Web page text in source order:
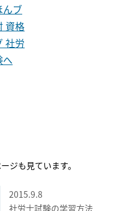
ジも見ています。
2015.9.8
社労士試験の学習方法